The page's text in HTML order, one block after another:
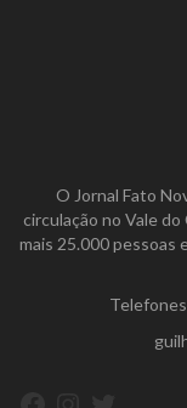
O Jornal Fato
circulação no Vale
mais 25.000 pessoas